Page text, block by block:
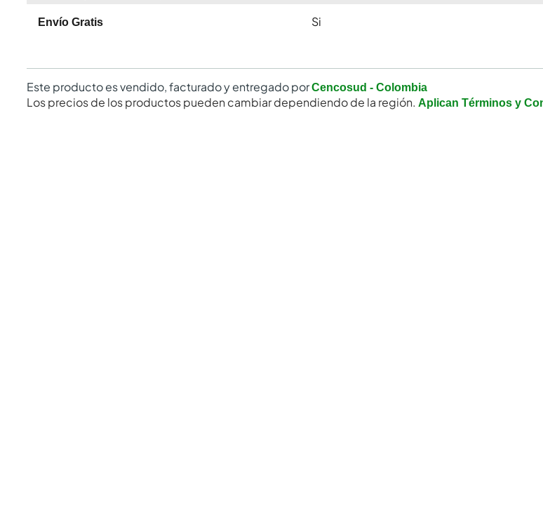
Envío Gratis Si
Este producto es vendido, facturado y entregado porCencosud - Colombia
Los precios de los productos pueden cambiar dependiendo de la región. Aplican Términos y